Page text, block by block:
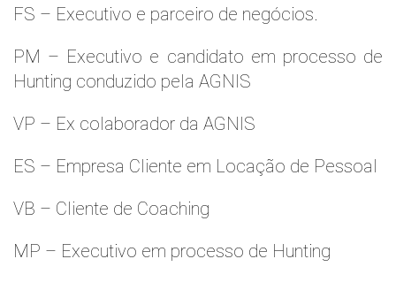
FS – Executivo e parceiro de negócios.
PM – Executivo e candidato em processo de
Hunting conduzido pela AGNIS
VP – Ex colaborador da AGNIS
ES – Empresa Cliente em Locação de Pessoal
VB – Cliente de Coaching
MP – Executivo em processo de Hunting